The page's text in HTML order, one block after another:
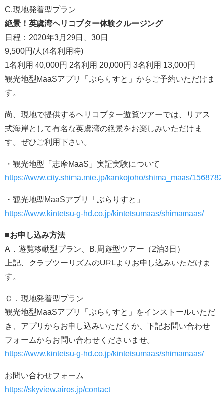
C.現地発着型プラン
絶景！英虞湾ヘリコプター体験クルージング
日程：2020年3月29日、30日
9,500円/人(4名利用時)
1名利用 40,000円 2名利用 20,000円 3名利用 13,000円
観光地型MaaSアプリ「ぶらりすと」からご予約いただけま
す。
尚、現地で提供するヘリコプター遊覧ツアーでは、リアス
式海岸として有名な英虞湾の絶景をお楽しみいただけま
す。ぜひご利用下さい。
・観光地型「志摩MaaS」実証実験について
https://www.city.shima.mie.jp/kankojoho/shima_maas/
・観光地型MaaSアプリ「ぶらりすと」
https://www.kintetsu-g-hd.co.jp/kintetsumaas/shimamaas/
■お申し込み方法
A．遊覧移動型プラン、B.周遊型ツアー（2泊3日）
上記、クラブツーリズムのURLよりお申し込みいただけま
す。
Ｃ．現地発着型プラン
観光地型MaaSアプリ「ぶらりすと」をインストールいただ
き、アプリからお申し込みいただくか、下記お問い合わせ
フォームからお問い合わせくださいませ。
https://www.kintetsu-g-hd.co.jp/kintetsumaas/shimamaas/
お問い合わせフォーム
https://skyview.airos.jp/contact